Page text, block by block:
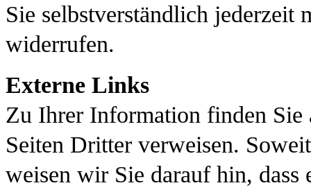
Sie selbstverständlich
widerrufen.
Externe Links
Zu Ihrer Information finden Sie
Seiten Dritter verweisen.
weisen wir Sie darauf hin,